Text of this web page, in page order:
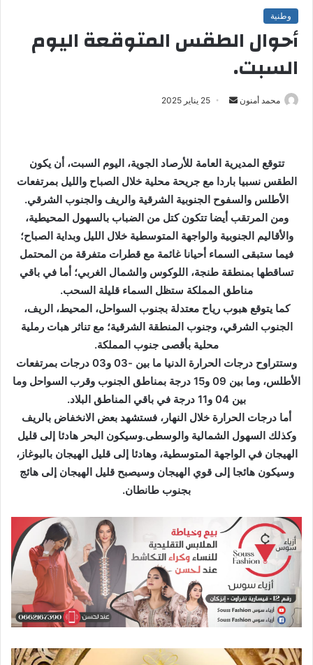
وطنية
أحوال الطقس المتوقعة اليوم
السبت.
محمد أمنون
ب
ر
ي
ا
ل
و
ي
25 يناير 2025
تتوقع المديرية العامة للأرصاد الجوية، اليوم السبت، أن يكون
الطقس نسبيا باردا مع جريحة محلية خلال الصباح والليل بمرتفعات
الأطلس والسفوح الجنوبية الشرقية والريف والجنوب الشرقي.
ومن المرتقب أيضا تتكون كتل من الضباب بالسهول المحيطية،
والأقاليم الجنوبية والواجهة المتوسطية خلال الليل وبداية الصباح؛
فيما ستبقى السماء أحيانا غائمة مع قطرات متفرقة من المحتمل
تساقطها بمنطقة طنجة، اللوكوس والشمال الغربي؛ أما في باقي
مناطق المملكة ستظل السماء قليلة السحب.
كما يتوقع هبوب رياح معتدلة بجنوب السواحل، المحيط، الريف،
الجنوب الشرقي، وجنوب المنطقة الشرقية؛ مع تناثر هبات رملية
محلية بأقصى جنوب المملكة.
وستتراوح درجات الحرارة الدنيا ما بين -03 و03 درجات بمرتفعات
الأطلس، وما بين 09 و15 درجة بمناطق الجنوب وقرب السواحل وما
بين 04 و11 درجة في باقي المناطق البلاد.
أما درجات الحرارة خلال النهار، فستشهد بعض الانخفاض بالريف
وكذلك السهول الشمالية والوسطى.وسيكون البحر هادئا إلى قليل
الهيجان في الواجهة المتوسطية، وهادئا إلى قليل الهيجان بالبوغاز،
وسيكون هائجا إلى قوي الهيجان وسيصبح قليل الهيجان إلى هائج
بجنوب طانطان.